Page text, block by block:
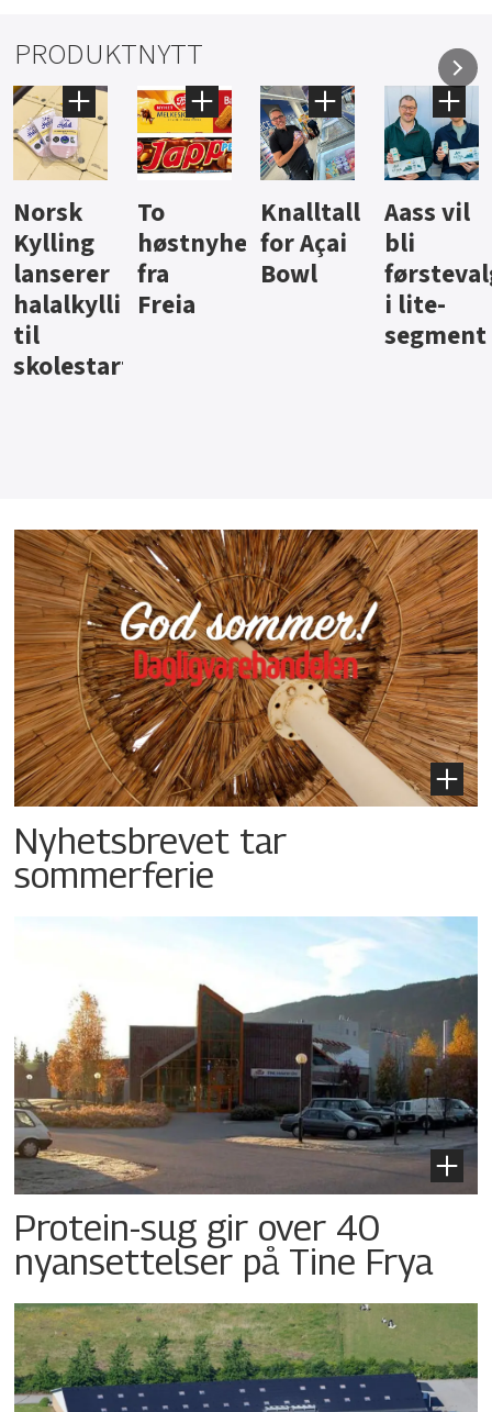
PRODUKTNYTT
Knalltall
for Açai
Bowl
Aass vil
bli
førstevalg
i lite-
Brus og
jus fra
Berentsen
Hard
iste fra
Hansa
Nyhetsbrevet tar
sommerferie
Protein-sug gir over 40
nyansettelser på Tine Frya